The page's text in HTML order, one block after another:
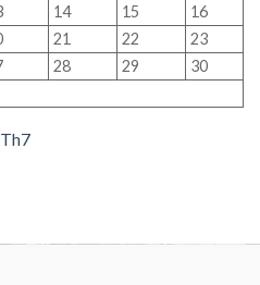
14 15
16
21 22
23
28 29
30